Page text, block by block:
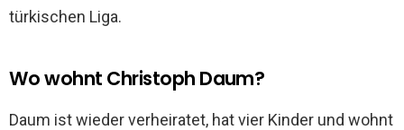
türkischen Liga.
Wo wohnt Christoph Daum?
Daum ist wieder verheiratet, hat vier Kinder und wohnt